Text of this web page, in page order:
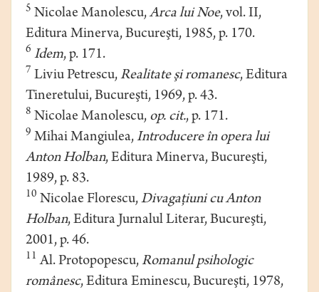
5 Nicolae Manolescu,Arca lui Noe, vol. II,
Editura Minerva, Bucureşti, 1985, p. 170.
6 Idem, p. 171.
7 Liviu Petrescu,Realitate şi romanesc, Editura
Tineretului, Bucureşti, 1969, p. 43.
8 Nicolae Manolescu, op. cit., p. 171.
9 Mihai Mangiulea,Introducere în opera lui
Anton Holban, Editura Minerva, Bucureşti,
1989, p. 83.
10 Nicolae Florescu,Divagaţiuni cu Anton
Holban, Editura Jurnalul Literar, Bucureşti,
2001, p. 46.
11 Al. Protopopescu,Romanul psihologic
românesc, Editura Eminescu, Bucureşti, 1978,